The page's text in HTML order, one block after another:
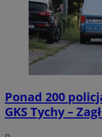
Ponad 200
GKS Tychy –